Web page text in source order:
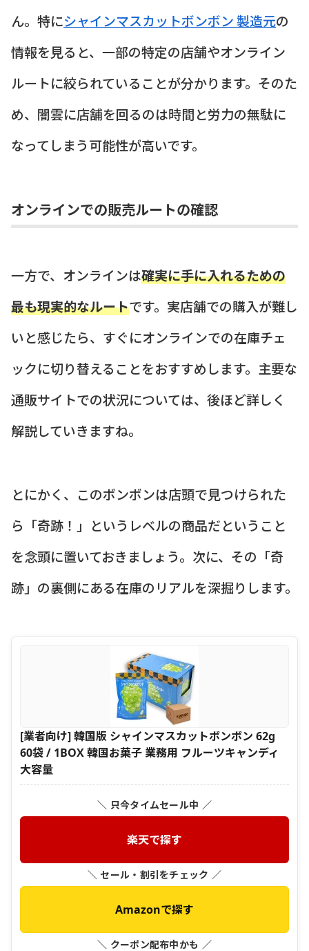
ん。特にシャインマスカットボンボン 製造元の
情報を見ると、一部の特定の店舗やオンライン
ルートに絞られていることが分かります。そのた
め、闇雲に店舗を回るのは時間と労力の無駄に
なってしまう可能性が高いです。
オンラインでの販売ルートの確認
一方で、オンラインは確実に手に入れるための
最も現実的なルートです。実店舗での購入が難し
いと感じたら、すぐにオンラインでの在庫チェ
ックに切り替えることをおすすめします。主要な
通販サイトでの状況については、後ほど詳しく
解説していきますね。
とにかく、このボンボンは店頭で見つけられた
ら「奇跡！」というレベルの商品だということ
を念頭に置いておきましょう。次に、その「奇
跡」の裏側にある在庫のリアルを深掘りします。
[業者向け] 韓国版 シャインマスカットボンボン 62g
60袋 / 1BOX 韓国お菓子 業務用 フルーツキャンディ
大容量
＼ 只今タイムセール中 ／
楽天で探す
＼ セール・割引をチェック ／
Amazonで探す
＼ クーポン配布中かも ／